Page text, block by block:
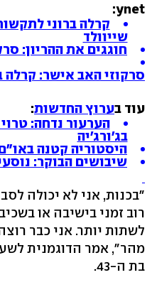
ynet:
קרלה ברוני
שייוולד
חוגגים את ההריון:
סרקוזי האב אישר: קרלה
עוד בערוץ החדשות:
הערעור נדחה:
בג'ורג'יה
היסטוריה קטנה
שיבושים הבוקר:
"בכנות, אני לא יכולה
רוב זמני בישיבה או
לשתות יותר. אני כבר
מהר", אמר הדוגמנית
בת ה-43.